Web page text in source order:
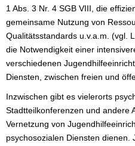
1 Abs. 3 Nr. 4 SGB VIII, die
gemeinsame Nutzung von
Qualitätsstandards u.v.a.m. (vgl.
die Notwendigkeit einer
verschiedenen
Diensten, zwischen freien und
Inzwischen gibt es vielerorts
Stadtteilkonferenzen und andere
Vernetzung von
psychosozialen Diensten dienen.